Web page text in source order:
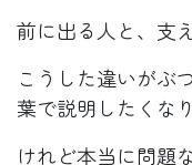
前に出る人と、支
こうした違いがぶ
葉で説明したくな
けれど本当に問題